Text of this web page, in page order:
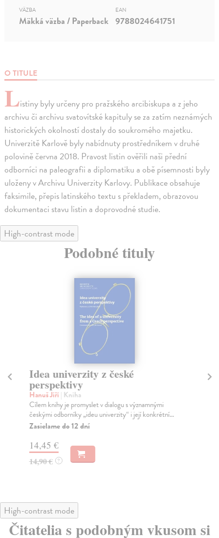
O TITULE
Listiny byly určeny pro pražského arcibiskupa a z jeho
archivu či archivu svatovítské kapituly se za zatím neznámých
historických okolností dostaly do soukromého majetku.
Univerzitě Karlově byly nabídnuty prostředníkem v druhé
polovině června 2018. Pravost listin ověřili naši přední
odborníci na paleografii a diplomatiku a obě písemnosti byly
uloženy v Archivu Univerzity Karlovy. Publikace obsahuje
faksimile, přepis latinského textu s překladem, obrazovou
dokumentaci stavu listin a doprovodné studie.
VÄZBA
Mäkká väzba / Paperback
EAN
9788024641751
High-contrast mode
Podobné tituly
Idea univerzity z české
perspektivy
Hanuš Jiří | Kniha
Cílem knihy je promyslet v dialogu s významnými
českými odborníky „ideu univerzity“ i její konkrétní...
Zasielame do 12 dní
14,45 €
14,90 € ?
High-contrast mode
Čitatelia s podobným vkusom si